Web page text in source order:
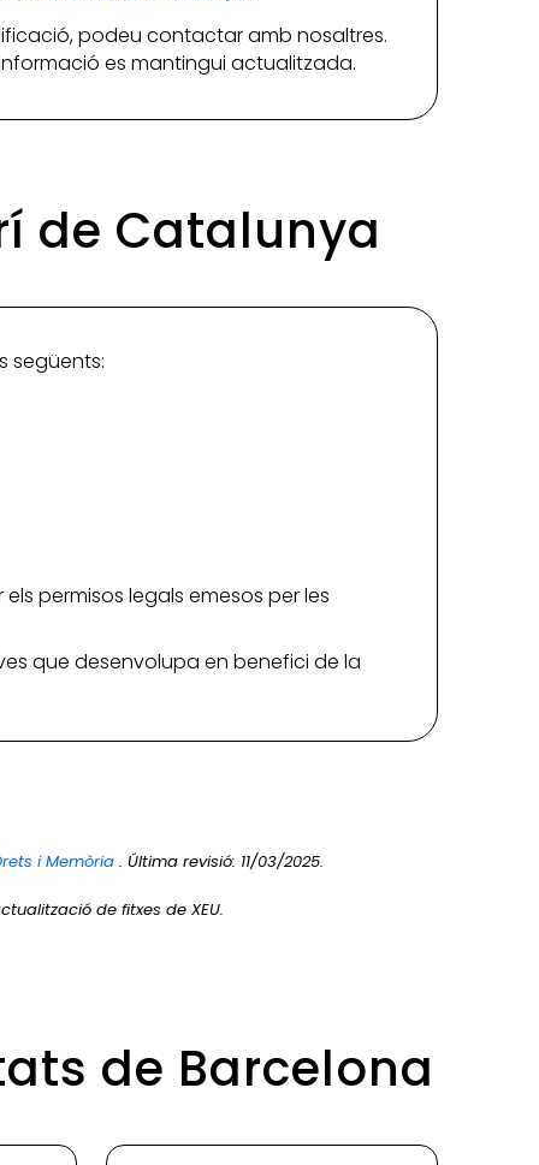
podeu contactar amb nosaltres.
es mantingui actualitzada.
de Catalunya
següents:
permisos legals emesos per les
que desenvolupa en benefici de la
i Memòria . Última revisió: 11/03/2025.
de fitxes de XEU.
de Barcelona